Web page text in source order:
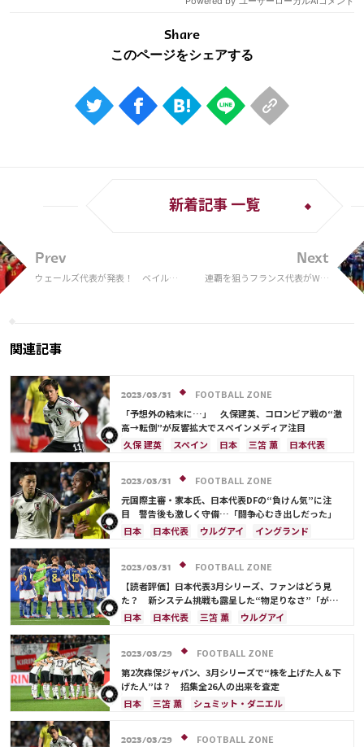
Share
Prev
ウェールズ代表が発表！ ベイル＆
新着記事 一覧
Next
連覇を狙うフランス代表がW杯
関連記事
2023/03/31
FOOTBALL ZONE
「予想外の結末に…」 久保建英、コロンビア戦の“激
高→転倒”が反響拡大でスペインメディア注目
久保 建英
スペイン 日本 三笘 薫
日本代表
遠藤 航
町野 修斗
2023/03/31
FOOTBALL ZONE
元国際主審・家本氏、日本代表DFの“負けん気”に注
目 警告後も激しく守備…「闘争心むき出しだった」
日本
日本代表 ウルグアイ
イングランド
2023/03/31
FOOTBALL ZONE
【読者評価】日本代表3月シリーズ、ファンはどう見
た？ 新システム挑戦も露呈した“物足りなさ”「がっ
かり」「もっと実験をして欲しかった」
日本 日本代表 三笘 薫
ウルグアイ
浅野 拓磨
前田 大然
2023/03/29
FOOTBALL ZONE
第2次森保ジャパン、3月シリーズで“株を上げた人＆下
げた人”は？ 招集全26人の出来を査定
日本
三笘 薫
シュミット・ダニエル
久保 建英
酒井 宏樹 堂安 律
伊藤 洋輝
2023/03/29
FOOTBALL ZONE